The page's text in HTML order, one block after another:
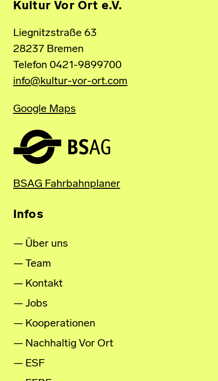
Kultur Vor Ort e.V.
Liegnitzstraße 63
28237 Bremen
Telefon 0421-9899700
info@kultur-vor-ort.com
Google Maps
BSAG Fahrbahnplaner
Infos
Über uns
Team
Kontakt
Jobs
Kooperationen
Nachhaltig Vor Ort
ESF